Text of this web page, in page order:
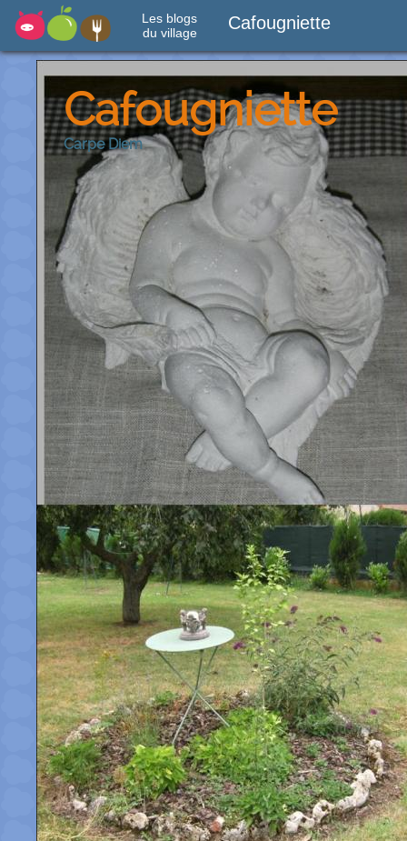
Les blogs
du village
Cafougniette
Cafougniette
Carpe Diem